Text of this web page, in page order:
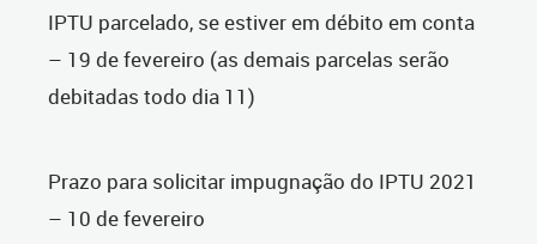
IPTU parcelado, se estiver em débito em conta
– 19 de fevereiro (as demais parcelas serão
debitadas todo dia 11)
Prazo para solicitar impugnação do IPTU 2021
– 10 de fevereiro